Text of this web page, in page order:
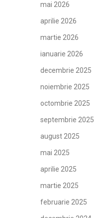
mai 2026
aprilie 2026
martie 2026
ianuarie 2026
decembrie 2025
noiembrie 2025
octombrie 2025
septembrie 2025
august 2025
mai 2025
aprilie 2025
martie 2025
februarie 2025